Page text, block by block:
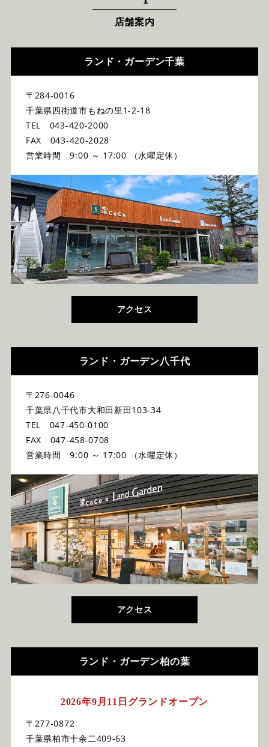
店舗案内
ランド・ガーデン千葉
〒284-0016
千葉県四街道市もねの里1-2-18
TEL 043-420-2000
FAX 043-420-2028
営業時間 9:00 ～ 17:00 （水曜定休）
アクセス
ランド・ガーデン八千代
〒276-0046
千葉県八千代市大和田新田103-34
TEL 047-450-0100
FAX 047-458-0708
営業時間 9:00 ～ 17:00 （水曜定休）
アクセス
ランド・ガーデン柏の葉
2026年9月11日グランドオープン
〒277-0872
千葉県柏市十余二409-63